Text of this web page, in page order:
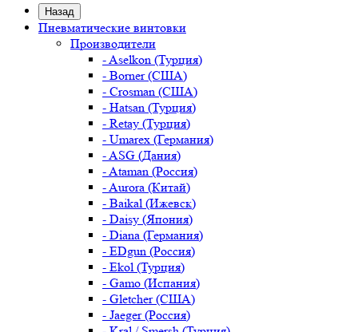
Назад
Пневматические винтовки
Производители
- Aselkon (Турция)
- Borner (США)
- Crosman (США)
- Hatsan (Турция)
- Retay (Турция)
- Umarex (Германия)
- ASG (Дания)
- Ataman (Россия)
- Aurora (Китай)
- Baikal (Ижевск)
- Daisy (Япония)
- Diana (Германия)
- EDgun (Россия)
- Ekol (Турция)
- Gamo (Испания)
- Gletcher (США)
- Jaeger (Россия)